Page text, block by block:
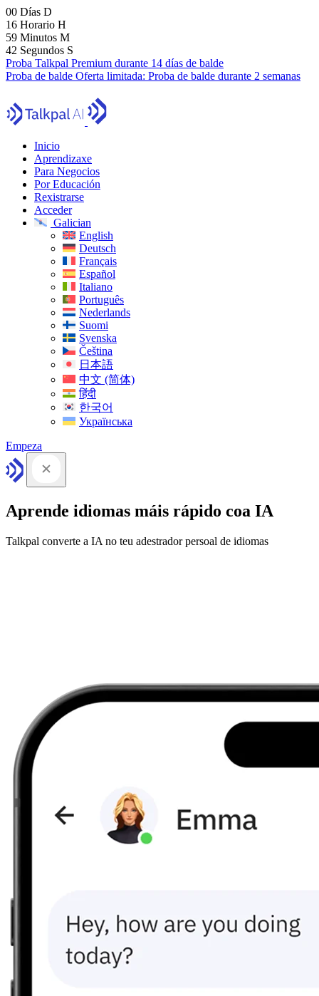
00 Días D
16 Horario H
59 Minutos M
41 Segundos S
Proba Talkpal Premium durante 14 días de balde
Proba de balde Oferta limitada: Proba de balde durante 2 semanas
Inicio
Aprendizaxe
Para Negocios
Por Educación
Rexistrarse
Acceder
Galician
English
Deutsch
Français
Español
Italiano
Português
Nederlands
Suomi
Svenska
Čeština
日本語
中文 (简体)
हिंदी
한국어
Українська
Empeza
Aprende idiomas máis rápido coa IA
Talkpal converte a IA no teu adestrador persoal de idiomas